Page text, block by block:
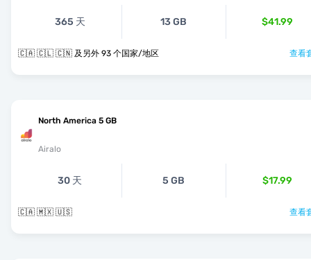
365 天 13 GB $41.99
🇨🇦 🇨🇱 🇨🇳 及另外 93 个国家/地区 查看
North America 5 GB
Airalo
30 天 5 GB $17.99
🇨🇦 🇲🇽 🇺🇸 查看